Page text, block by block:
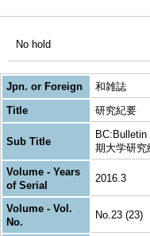
No hold
Jpn. or Foreign
和雑誌
Title
研究紀要
Sub Title
期大学研究
Volume - Years
of Serial
2016.3
Volume - Vol.
No.
No.23 (23)